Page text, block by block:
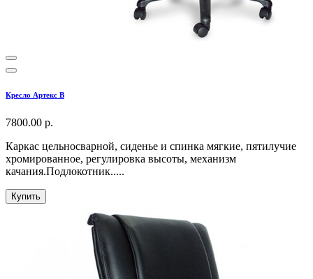
Кресло Артекс В
7800.00 р.
Каркас цельносварной, сиденье и спинка мягкие, пятилучие
хромированное, регулировка высоты, механизм
качания.Подлокотник.....
Купить